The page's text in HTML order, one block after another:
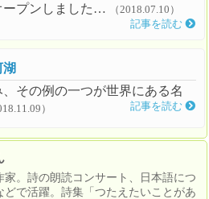
ープンしました…
（2018.07.10）
記事を読む
その例の一つが世界にある名
） 記事を読む
家。詩の朗読コンサート、日本語につ
どで活躍。詩集「つたえたいことがあ